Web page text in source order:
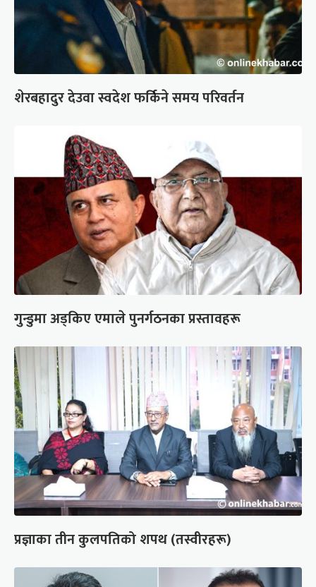
शेरबहादुर देउवा स्वदेश फर्किने समय परिवर्तन
गुन्डुमा अड्किए एमाले पुनर्गठनका प्रस्तावहरू
प्रज्ञाका तीन कुलपतिको शपथ (तस्वीरहरू)